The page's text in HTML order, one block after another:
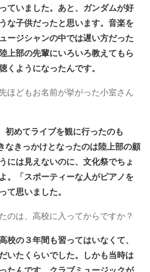
ていました。あと、ガンダムが好
な子供だったと思います。音楽を
ージシャンの中では遅い方だった
上部の先輩にいろいろ教えてもら
くようになったんです。
どもお名前が挙がった小室さん
めてライブを観に行ったのも
きっかけとなったのは陸上部の顧
には見えないのに、文化祭でちょ
。「スポーティーな人がピアノを
て思いました。
は、高校に入ってからですか？
の３年間も習ってはいなくて、
いたくらいでした。しかも当時は
たんです。クラブミュージックが